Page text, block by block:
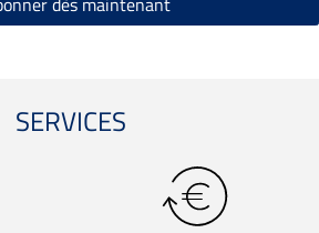
SERVICES